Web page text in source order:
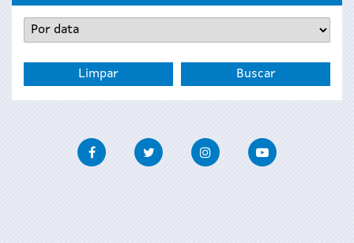
FacebookTwitter InstagramYoutube